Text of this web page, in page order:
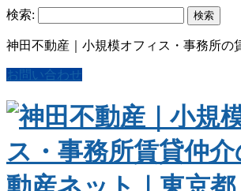
検索:
神田不動産｜小規模オフィス・事務所の
お問い合わせ